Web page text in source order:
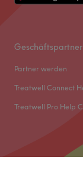
Geschäftspartner
Partner werden
Treatwell Connect
Treatwell Pro Help